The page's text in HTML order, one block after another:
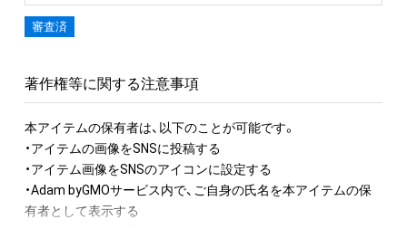
審査済
著作権等に関する注意事項
本アイテムの保有者は、以下のことが可能です。
・アイテムの画像をSNSに投稿する
・アイテム画像をSNSのアイコンに設定する
・Adam byGMOサービス内で、ご自身の氏名を本アイテムの保
有者として表示する